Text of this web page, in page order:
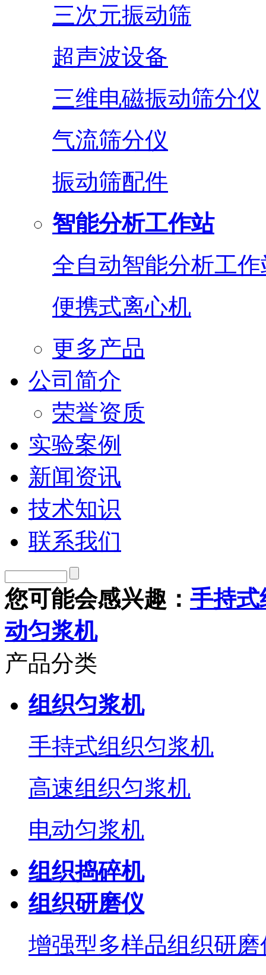
三次元振动筛
超声波设备
三维电磁振动筛分仪
气流筛分仪
振动筛配件
智能分析工作站
全自动智能分析工作
便携式离心机
更多产品
公司简介
荣誉资质
实验案例
新闻资讯
技术知识
联系我们
您可能会感兴趣： 手持式
动匀浆机
产品分类
组织匀浆机
手持式组织匀浆机
高速组织匀浆机
电动匀浆机
组织捣碎机
组织研磨仪
增强型多样品组织研磨